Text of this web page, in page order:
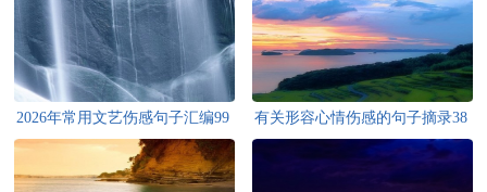
2026年常用文艺伤感句子汇编99
有关形容心情伤感的句子摘录38
条